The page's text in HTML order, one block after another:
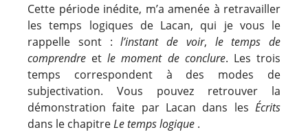
Cette période inédite, m’a amenée à retravailler
les temps logiques de Lacan, qui je vous le
rappelle sont :l’instant de voir, le temps de
comprendre etle moment de conclure. Les trois
temps correspondent à des modes de
subjectivation. Vous pouvez retrouver la
démonstration faite par Lacan dans les Écrits
dans le chapitreLe temps logique .